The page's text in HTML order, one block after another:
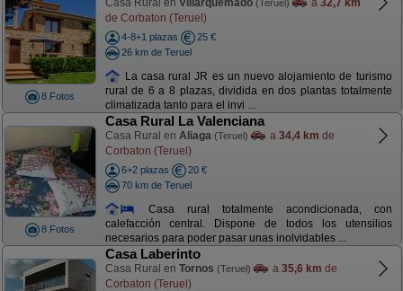
8 Fotos
Casa Rural en Villarquemado (Teruel) a 32,7 km
de Corbaton (Teruel)
4-8+1 plazas
25 €
26 km de Teruel
La casa rural JR es un nuevo alojamiento de turismo
rural de 6 a 8 plazas, dividida en dos plantas totalmente
climatizada tanto para el invi ...
8 Fotos
Casa Rural La Valenciana
Casa Rural en Aliaga (Teruel) a 34,4 km de
Corbaton (Teruel)
6+2 plazas
20 €
70 km de Teruel
Casa rural totalmente acondicionada, con
calefacción central. Dispone de todos los utensilios
necesarios para poder pasar unas inolvidables ...
Casa Laberinto
Casa Rural en Tornos (Teruel) a 35,6 km de
Corbaton (Teruel)